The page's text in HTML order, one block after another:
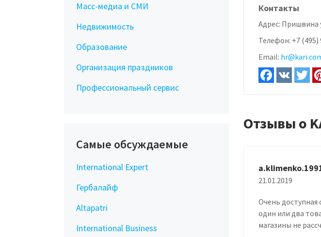
Контакты
Адрес: Пришвина
Телефон: +7
Email:
Отзывы о
21.01.2019
Очень доступная
один или два
магазины не
Масс-медиа и СМИ
Недвижимость
Образование
Организация праздников
Профессиональный сервис
Самые обсуждаемые
International Expert
Гербалайф
Altapatri
International Business